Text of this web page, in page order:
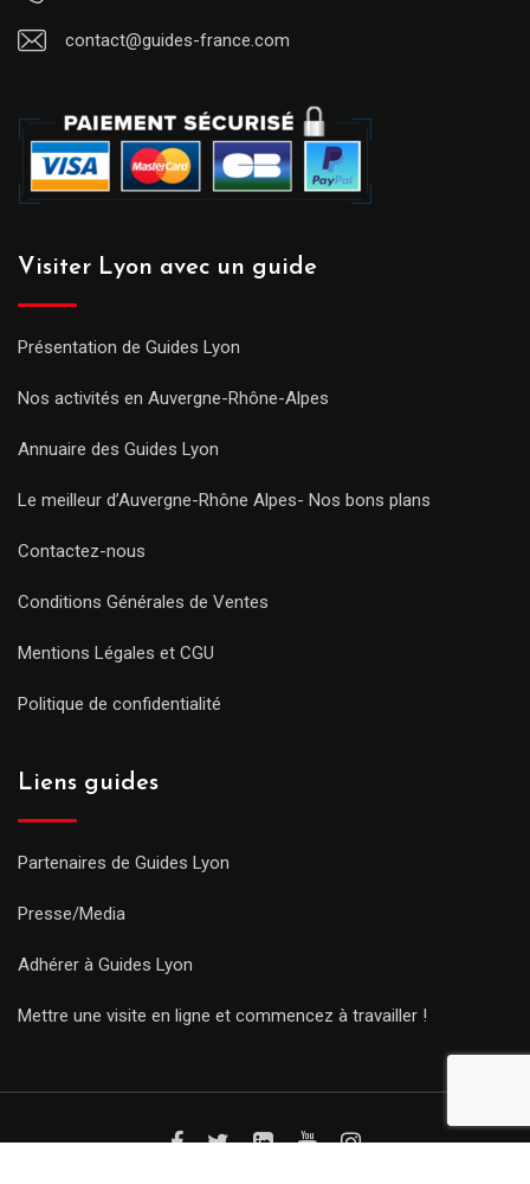
contact@guides-france.com
Visiter Lyon avec un guide
Présentation de Guides Lyon
Nos activités en Auvergne-Rhône-Alpes
Annuaire des Guides Lyon
Le meilleur d’Auvergne-Rhône Alpes- Nos bons plans
Contactez-nous
Conditions Générales de Ventes
Mentions Légales et CGU
Politique de confidentialité
Liens guides
Partenaires de Guides Lyon
Presse/Media
Adhérer à Guides Lyon
Mettre une visite en ligne et commencez à travailler !